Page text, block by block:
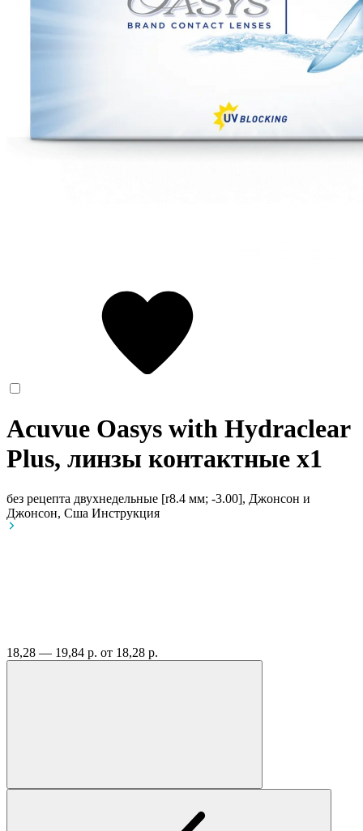
Acuvue Oasys with Hydraclear
Plus, линзы контактные x1
без рецепта двухнедельные [r8.4 мм; -3.00], Джонсон и
Джонсон, Сша Инструкция
18,28 — 19,84 р. от 18,28 р.